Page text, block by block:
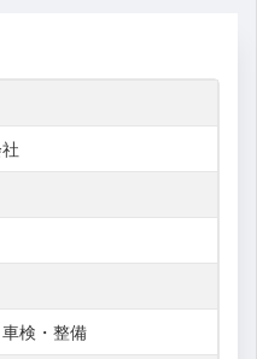
検・整備